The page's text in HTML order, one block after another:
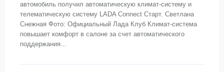
автомобиль получил автоматическую климат-систему и
телематическую систему LADA Connect Старт. Светлана
Снежная Фото: Официальный Лада Клуб Климат-система
повышает комфорт в салоне за счет автоматического
поддержания...